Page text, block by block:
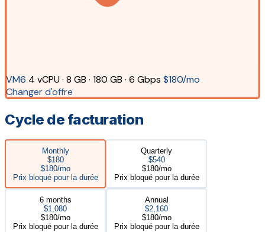
VM6 4 vCPU · 8 GB · 180 GB · 6 Gbps $180/mo
Changer d'offre
Cycle de facturation
Monthly
$180
$180/mo
Prix bloqué pour la durée
Quarterly
$540
$180/mo
Prix bloqué pour la durée
6 months
$1,080
$180/mo
Prix bloqué pour la durée
Annual
$2,160
$180/mo
Prix bloqué pour la durée